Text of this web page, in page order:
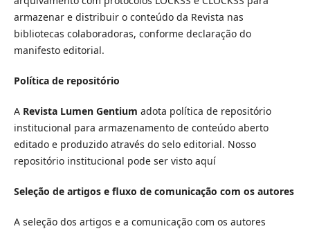
armazenar e distribuir o conteúdo da Revista nas
bibliotecas colaboradoras, conforme declaração do
manifesto editorial.
Política de repositório
A Revista Lumen Gentium adota política de repositório
institucional para armazenamento de conteúdo aberto
editado e produzido através do selo editorial. Nosso
repositório institucional pode ser visto aquí
Seleção de artigos e fluxo de comunicação com os autores
A seleção dos artigos e a comunicação com os autores